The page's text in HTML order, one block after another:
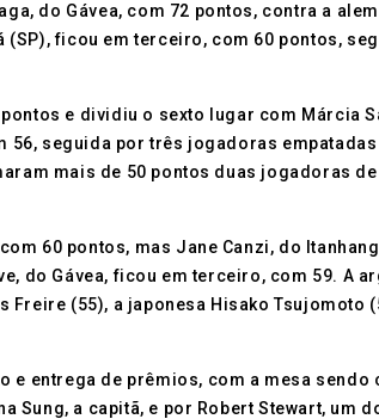
do Gávea, com 72 pontos, contra a
(SP), ficou em terceiro, com 60 pontos,
e dividiu o sexto lugar com Márcia
seguida por três jogadoras
mais de 50 pontos duas jogadoras
60 pontos, mas Jane Canzi, do
do Gávea, ficou em terceiro, com 59. A
(55), a japonesa Hisako Tsujomoto
entrega de prêmios, com a mesa sendo
Sung, a capitã, e por Robert Stewart, um